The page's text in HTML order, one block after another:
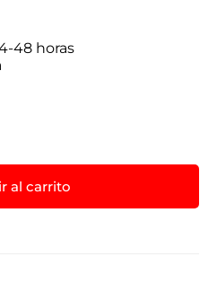
48 horas
al carrito